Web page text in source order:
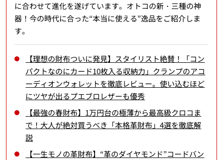
に合わせて進化を遂げています。オトコの新・三種の神
器！今の時代に合った“本当に使える”逸品をご紹介しま
す。
【理想の財布ついに発見】スタイリスト絶賛！「コン
パクトなのにカード10枚入る収納力」クランプのアコ
ーディオンウォレットを徹底レビュー。使い込むほど
にツヤが出るプエブロレザーも優秀
【最強の春財布】1万円台の極薄から最高級クロコま
で！大人が絶対買うべき「本格革財布」4選を徹底解
説
【一生モノの革財布】“革のダイヤモンド”コードバン